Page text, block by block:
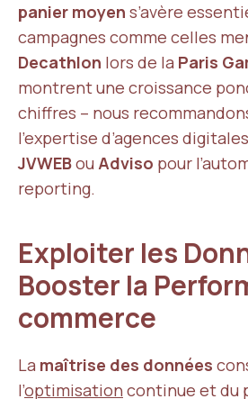
panier moyen s’avère
campagnes comme celles
Decathlon lors de la Paris
montrent une croissance
chiffres – nous
l’expertise d’agences
JVWEBou Adviso pour
reporting.
Exploiter les
Booster la
commerce
La maîtrise des données
l’optimisation continue et du